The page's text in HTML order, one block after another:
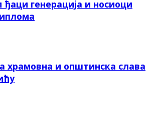
ђаци генерација и носиоци
храмовна и општинска слава